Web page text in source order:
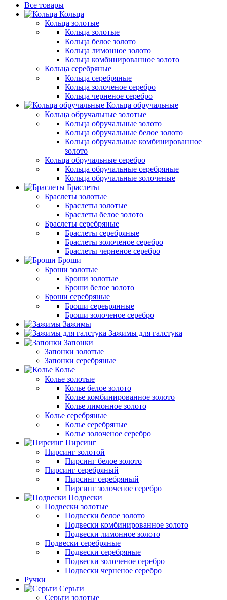
Все товары
Кольца
Кольца золотые
Кольца золотые
Кольца белое золото
Кольца лимонное золото
Кольца комбинированное золото
Кольца серебряные
Кольца серебряные
Кольца золоченое серебро
Кольца черненое серебро
Кольца обручальные
Кольца обручальные золотые
Кольца обручальные золото
Кольца обручальные белое золото
Кольца обручальные комбинированное
золото
Кольца обручальные серебро
Кольца обручальные серебряные
Кольца обручальные золоченые
Браслеты
Браслеты золотые
Браслеты золотые
Браслеты белое золото
Браслеты серебряные
Браслеты cеребряные
Браслеты золоченое серебро
Браслеты черненое серебро
Броши
Броши золотые
Броши золотые
Броши белое золото
Броши серебряные
Броши сереьрянные
Броши золоченое серебро
Зажимы
Зажимы для галстука
Запонки
Запонки золотые
Запонки серебряные
Колье
Колье золотые
Колье белое золото
Колье комбинированное золото
Колье лимонное золото
Колье серебряные
Колье серебряные
Колье золоченое серебро
Пирсинг
Пирсинг золотой
Пирсинг белое золото
Пирсинг серебряный
Пирсинг серебряный
Пирсинг золоченое серебро
Подвески
Подвески золотые
Подвески белое золото
Подвески комбинированное золото
Подвески лимонное золото
Подвески серебряные
Подвески серебряные
Подвески золоченое серебро
Подвески черненое серебро
Ручки
Серьги
Серьги золотые